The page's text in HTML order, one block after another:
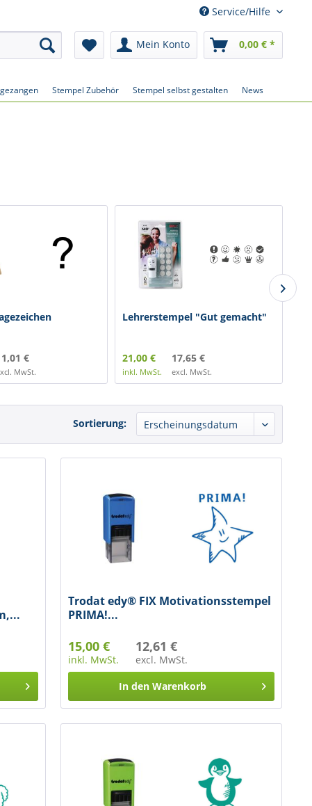
Service/Hilfe
Mein Konto 0,00 € *
Stempel Zubehör Stempel selbst gestalten News
€
MwSt.
Lehrerstempel "Gut gemacht"
21,00 €
inkl. MwSt.
17,65 €
excl. MwSt.
Sortierung:
Trodat edy® FIX Motivationsstempel
PRIMA!...
15,00 €
inkl. MwSt.
12,61 €
excl. MwSt.
In den Warenkorb